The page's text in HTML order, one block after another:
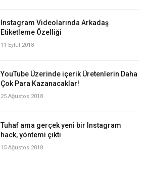
Instagram Videolarında Arkadaş
Etiketleme Özelliği
11 Eylül 2018
YouTube Üzerinde içerik Üretenlerin Daha
Çok Para Kazanacaklar!
25 Ağustos 2018
Tuhaf ama gerçek yeni bir Instagram
hack, yöntemi çıktı
15 Ağustos 2018